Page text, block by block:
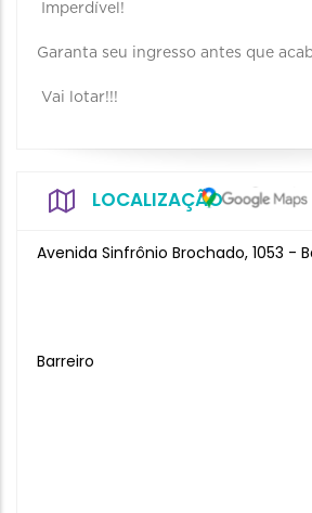
Imperdível!
Garanta seu ingresso antes que
Vai lotar!!!
LOCALIZAÇÃO
Avenida Sinfrônio Brochado, 1053 -
Barreiro